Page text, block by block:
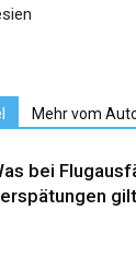
Mehr vom
bei
gilt